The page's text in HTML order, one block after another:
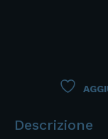
Descrizione